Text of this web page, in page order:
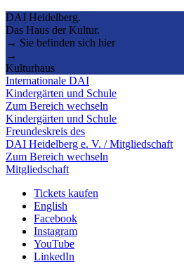
DAI Heidelberg.
Das Haus der Kultur.
→ Sie befinden sich hier
→
Kulturhaus
Internationale DAI
Kindergärten und Schule
Zum Bereich wechseln
Kindergärten und Schule
Freundeskreis des
DAI Heidelberg e. V. / Mitgliedschaft
Zum Bereich wechseln
Mitgliedschaft
Tickets kaufen
English
Facebook
Instagram
YouTube
LinkedIn